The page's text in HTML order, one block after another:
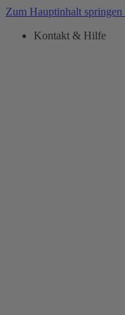
Zum Hauptinhalt springen
Kontakt & Hilfe